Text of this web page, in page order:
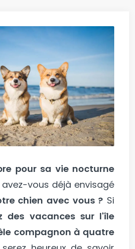
pour sa vie nocturne
vous déjà envisagé
chien avec vous ? Si
des vacances sur l'île
compagnon à quatre